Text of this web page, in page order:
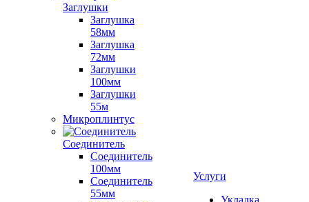
Заглушки
Заглушка
58мм
Заглушка
72мм
Заглушки
100мм
Заглушки
55м
Микроплинтус
Соединитель
Соединитель
100мм
Соединитель
55мм
Услуги
Укладка